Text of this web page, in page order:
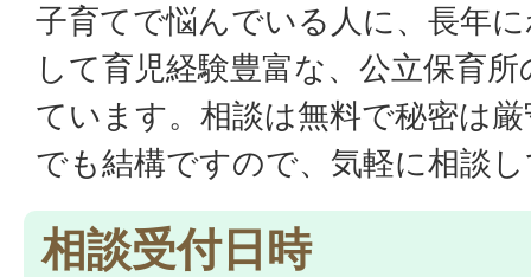
子育てで悩んでいる人に、長年
して育児経験豊富な、公立保育
ています。相談は無料で秘密は
でも結構ですので、気軽に相談
相談受付日時